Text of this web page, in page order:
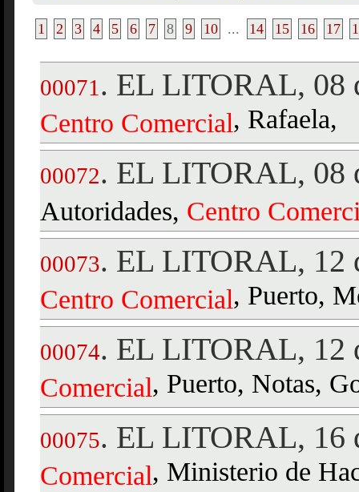
1 2 3 4 5 6 7 8 9 10 ... 14 15 16 17
00071 . EL LITORAL, 08
Centro Comercial, Rafaela,
00072. EL LITORAL, 08
Autoridades, Centro
00073. EL LITORAL, 12
Centro Comercial, Puerto,
00074. EL LITORAL, 12
Comercial, Puerto, Notas,
00075. EL LITORAL, 16
Comercial, Ministerio de